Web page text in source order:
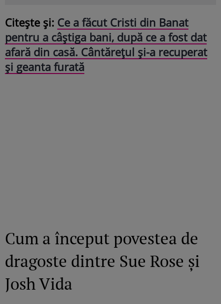
Citește și: Ce a făcut Cristi din Banat
pentru a câștiga bani, după ce a fost dat
afară din casă. Cântărețul și-a recuperat
și geanta furată
Cum a început povestea de
dragoste dintre Sue Rose și
Josh Vida